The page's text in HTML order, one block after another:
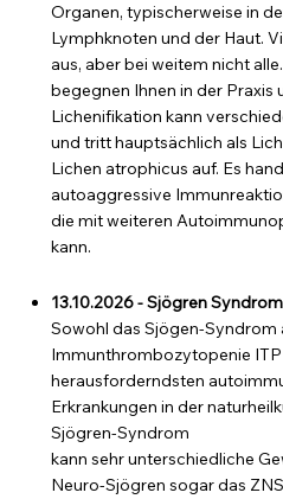
Organen, typischerweise in
Lymphknoten und der Haut.
aus, aber bei weitem nicht
begegnen Ihnen in der Praxis
Lichenifikation kann
und tritt hauptsächlich als
Lichen atrophicus auf. Es
autoaggressive
die mit weiteren
kann.
13.10.2026 - Sjögren
Sowohl das Sjögen-Syndrom
Immunthrombozytopenie
herausforderndsten
Erkrankungen in der
Sjögren-Syndrom
kann sehr unterschiedliche
Neuro-Sjögren sogar das